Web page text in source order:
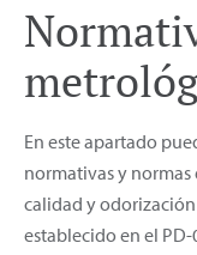
En este apartado
normativas y
calidad y odorización
establecido en el PD-